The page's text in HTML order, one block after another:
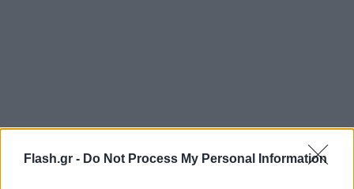
Flash.gr - Do Not Process My Personal Information